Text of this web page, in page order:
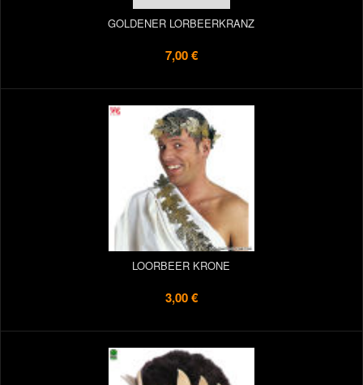
GOLDENER LORBEERKRANZ
7,00 €
LOORBEER KRONE
3,00 €